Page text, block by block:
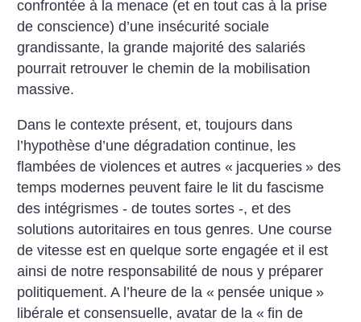
confrontée à la menace (et en tout cas à la prise
de conscience) d’une insécurité sociale
grandissante, la grande majorité des salariés
pourrait retrouver le chemin de la mobilisation
massive.
Dans le contexte présent, et, toujours dans
l’hypothèse d’une dégradation continue, les
flambées de violences et autres « jacqueries » des
temps modernes peuvent faire le lit du fascisme
des intégrismes - de toutes sortes -, et des
solutions autoritaires en tous genres. Une course
de vitesse est en quelque sorte engagée et il est
ainsi de notre responsabilité de nous y préparer
politiquement. A l’heure de la « pensée unique »
libérale et consensuelle, avatar de la « fin de